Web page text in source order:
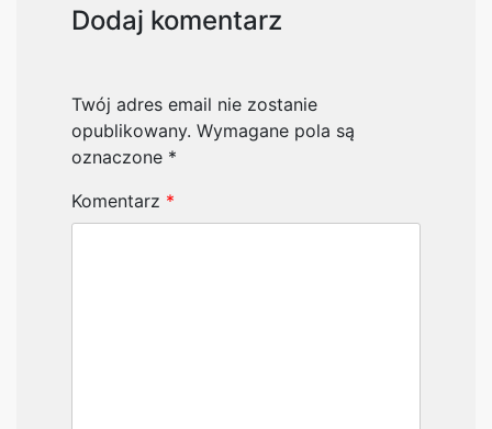
Dodaj komentarz
Twój adres email nie zostanie
opublikowany. Wymagane pola są
oznaczone *
Komentarz *